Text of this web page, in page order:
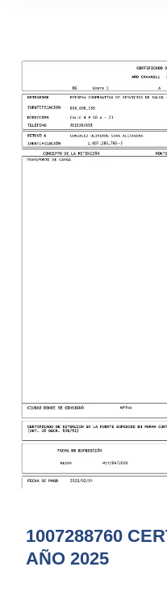
1007288760
AÑO 2025